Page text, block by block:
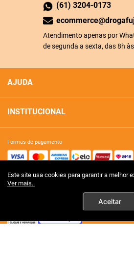
Este site usa cookies para garantir a melhor
Ver mais..
Aceitar
(61) 3204-0173
Atendimento apenas por
de segunda a sexta, das 8h
AJUDA
INSTITUCIONAL
formas de pagamento
site 100% seguro